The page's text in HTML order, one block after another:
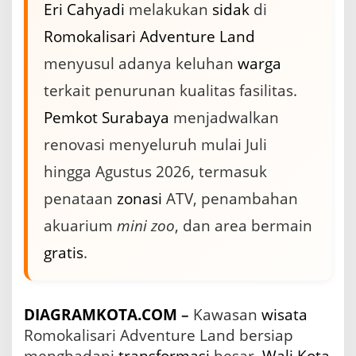
y
d
i
I
n
t
u
k
a
t
Eri Cahyadi melakukan sidak di
Romokalisari Adventure Land
menyusul adanya keluhan warga
terkait penurunan kualitas fasilitas.
Pemkot Surabaya menjadwalkan
renovasi menyeluruh mulai Juli
hingga Agustus 2026, termasuk
penataan zonasi ATV, penambahan
akuarium mini zoo, dan area bermain
gratis.
DIAGRAMKOTA.COM – Kawasan wisata
Romokalisari Adventure Land bersiap